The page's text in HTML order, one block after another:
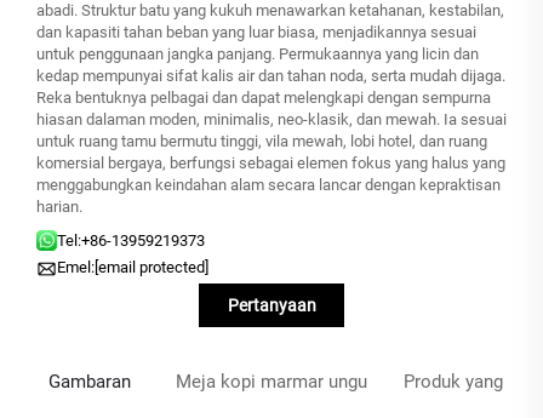
abadi. Struktur batu yang kukuh menawarkan ketahanan, kestabilan,
dan kapasiti tahan beban yang luar biasa, menjadikannya sesuai
untuk penggunaan jangka panjang. Permukaannya yang licin dan
kedap mempunyai sifat kalis air dan tahan noda, serta mudah dijaga.
Reka bentuknya pelbagai dan dapat melengkapi dengan sempurna
hiasan dalaman moden, minimalis, neo-klasik, dan mewah. Ia sesuai
untuk ruang tamu bermutu tinggi, vila mewah, lobi hotel, dan ruang
komersial bergaya, berfungsi sebagai elemen fokus yang halus yang
menggabungkan keindahan alam secara lancar dengan kepraktisan
harian.
Tel:+86-13959219373
Emel:[email protected]
Pertanyaan
Gambaran Meja kopi marmar ungu Produk yang